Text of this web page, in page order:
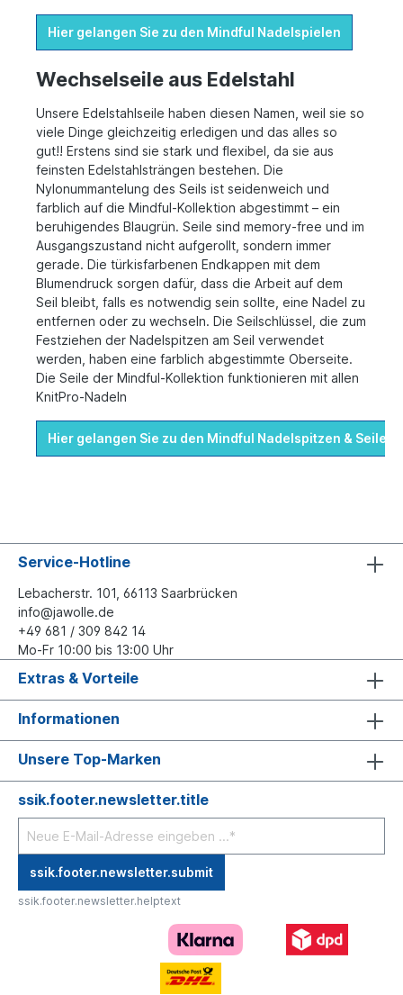
Hier gelangen Sie zu den Mindful Nadelspielen
Wechselseile aus Edelstahl
Unsere Edelstahlseile haben diesen Namen, weil sie so
viele Dinge gleichzeitig erledigen und das alles so
gut!! Erstens sind sie stark und flexibel, da sie aus
feinsten Edelstahlsträngen bestehen. Die
Nylonummantelung des Seils ist seidenweich und
farblich auf die Mindful-Kollektion abgestimmt – ein
beruhigendes Blaugrün. Seile sind memory-free und im
Ausgangszustand nicht aufgerollt, sondern immer
gerade. Die türkisfarbenen Endkappen mit dem
Blumendruck sorgen dafür, dass die Arbeit auf dem
Seil bleibt, falls es notwendig sein sollte, eine Nadel zu
entfernen oder zu wechseln. Die Seilschlüssel, die zum
Festziehen der Nadelspitzen am Seil verwendet
werden, haben eine farblich abgestimmte Oberseite.
Die Seile der Mindful-Kollektion funktionieren mit allen
KnitPro-Nadeln
Hier gelangen Sie zu den Mindful Nadelspitzen & Seilen
Service-Hotline
Lebacherstr. 101, 66113 Saarbrücken
info@jawolle.de
+49 681 / 309 842 14
Mo-Fr 10:00 bis 13:00 Uhr
Extras & Vorteile
Informationen
Unsere Top-Marken
ssik.footer.newsletter.title
ssik.footer.newsletter.submit
ssik.footer.newsletter.helptext